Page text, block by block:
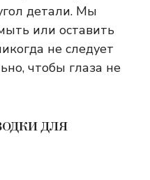
детали. Мы
или оставить
не следует
чтобы глаза не
для